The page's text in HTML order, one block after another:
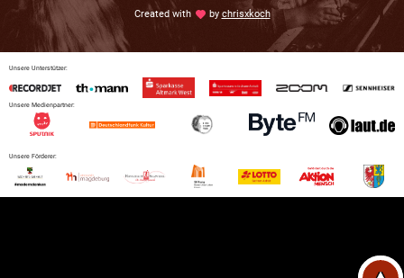
Created withlove by chrisxkoch
Unsere Unterstützer:
Unsere Medienpartner:
Unsere Förderer: